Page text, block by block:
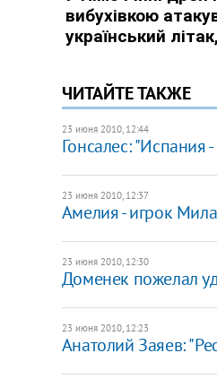
ЧИТАЙТЕ ТАКЖЕ
23 июня 2010, 12:44
Гонсалес:
23 июня 2010, 12:37
Амелия - игрок
23 июня 2010, 12:30
Доменек пожелал
23 июня 2010, 12:23
Анатолий Заяев: